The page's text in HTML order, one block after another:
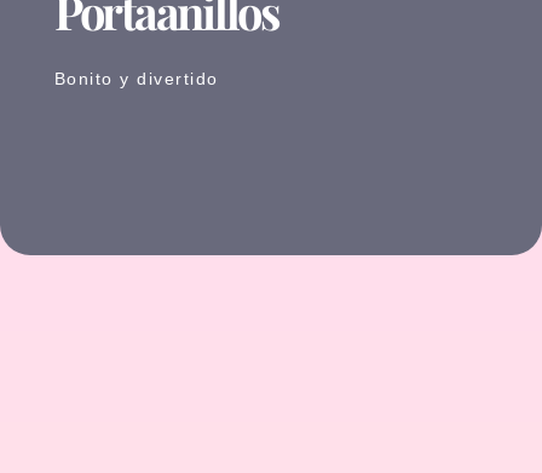
Bonito y divertido